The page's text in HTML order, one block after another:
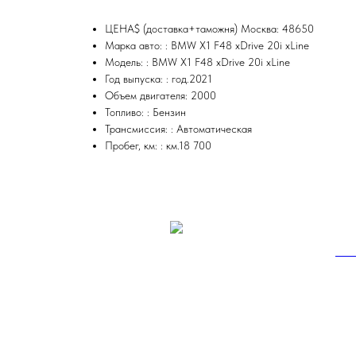
ЦЕНА$ (доставка+таможня) Москва: 48650
Марка авто: : BMW X1 F48 xDrive 20i xLine
Модель: : BMW X1 F48 xDrive 20i xLine
Год выпуска: : год.2021
Объем двигателя: 2000
Топливо: : Бензин
Трансмиссия: : Автоматическая
Пробег, км: : км.18 700